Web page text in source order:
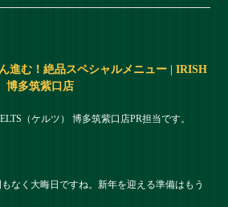
進む！絶品スペシャルメニュー | IRISH
博多筑紫口店
（ケルツ） 博多筑紫口店PR担当です。
なく大晦日ですね。新年を迎える準備はもう